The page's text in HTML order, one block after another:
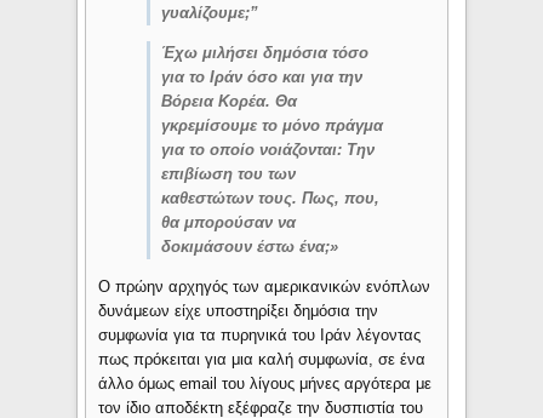
γυαλίζουμε;”
Έχω μιλήσει δημόσια τόσο
για το Ιράν όσο και για την
Βόρεια Κορέα. Θα
γκρεμίσουμε το μόνο πράγμα
για το οποίο νοιάζονται: Την
επιβίωση του των
καθεστώτων τους. Πως, που,
θα μπορούσαν να
δοκιμάσουν έστω ένα;»
Ο πρώην αρχηγός των αμερικανικών ενόπλων
δυνάμεων είχε υποστηρίξει δημόσια την
συμφωνία για τα πυρηνικά του Ιράν λέγοντας
πως πρόκειται για μια καλή συμφωνία, σε ένα
άλλο όμως email του λίγους μήνες αργότερα με
τον ίδιο αποδέκτη εξέφραζε την δυσπιστία του